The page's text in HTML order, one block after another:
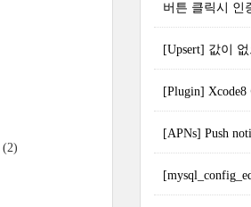
(2)
버튼 클릭시 인
[Upsert] 값이
[Plugin] Xcode8
[APNs] Push